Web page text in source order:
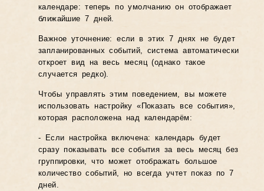
календаре: теперь по умолчанию он отображает
ближайшие 7 дней.
Важное уточнение: если в этих 7 днях не будет
запланированных событий, система автоматически
откроет вид на весь месяц (однако такое
случается редко).
Чтобы управлять этим поведением, вы можете
использовать настройку «Показать все события»,
которая расположена над календарём:
- Если настройка включена: календарь будет
сразу показывать все события за весь месяц без
группировки, что может отображать большое
количество событий, но всегда учтет показ по 7
дней.